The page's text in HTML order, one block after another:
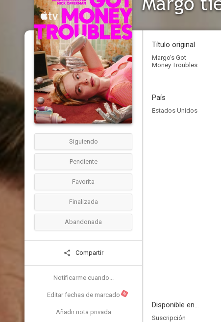
Siguiendo
Pendiente
Favorita
Finalizada
Abandonada
Compartir
Notificarme cuando...
Editar fechas de marcado N
Añadir nota privada
Título original
Margo's Got
Money Troubles
País
Estados Unidos
Disponible en...
Suscripción